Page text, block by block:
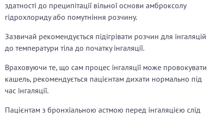
здатності до преципітації вільної основи амброксолу
гідрохлориду або помутніння розчину.
Зазвичай рекомендується підігрівати розчин для інгаляцій
до температури тіла до початку інгаляції.
Враховуючи те, що сам процес інгаляції може провокувати
кашель, рекомендується пацієнтам дихати нормально під
час інгаляції.
Пацієнтам з бронхіальною астмою перед інгаляцією слід